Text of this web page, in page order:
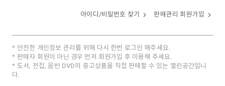
아이디/비밀번호 찾기 판매관리 회원가입
안전한 개인정보 관리를 위해 다시 한번 로그인 해주세요.
판매자 회원이 아닌 경우 먼저 회원가입 후 이용해 주세요.
도서, 전집, 음반 DVD의 중고상품을 직접 판매할 수 있는 열린공간입니
다.